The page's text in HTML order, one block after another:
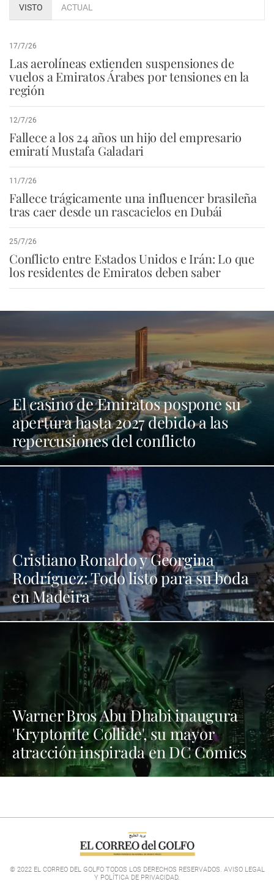
VISTO ACTUAL
17/7/26
Las aerolíneas extienden suspensiones de
vuelos a Emiratos Árabes por tensiones en la
región
12/7/26
Fallece a los 24 años un hijo del empresario
emiratí Mustafa Galadari
11/7/26
Fallece trágicamente una influencer brasileña
tras caer desde un rascacielos en Dubái
25/7/26
Conflicto entre Estados Unidos e Irán: Lo que
los residentes de Emiratos deben saber
El casino de Emiratos pospone su
apertura hasta 2027 debido a las
repercusiones del conflicto
Cristiano Ronaldo y Georgina
Rodríguez: Todo listo para su boda
en Madeira
Warner Bros Abu Dhabi inaugura
'Kryptonite Collide', su mayor
atracción inspirada en DC Comics
© 2022 EL CORREO DEL GOLFO TODOS LOS DERECHOS RESERVADOS. AVISO LEGAL
Y POLÍTICA DE PRIVACIDAD.